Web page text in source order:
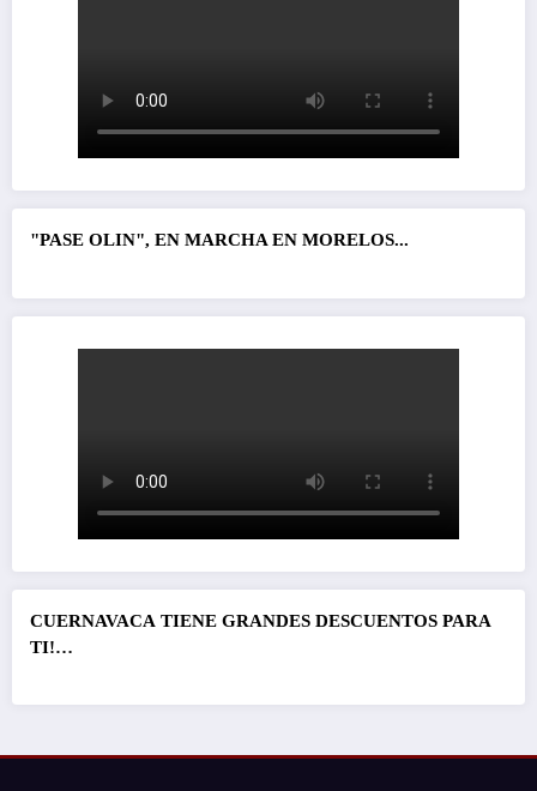
"PASE OLIN", EN MARCHA EN MORELOS...
CUERNAVACA TIENE GRANDES DESCUENTOS PARA
TI!…